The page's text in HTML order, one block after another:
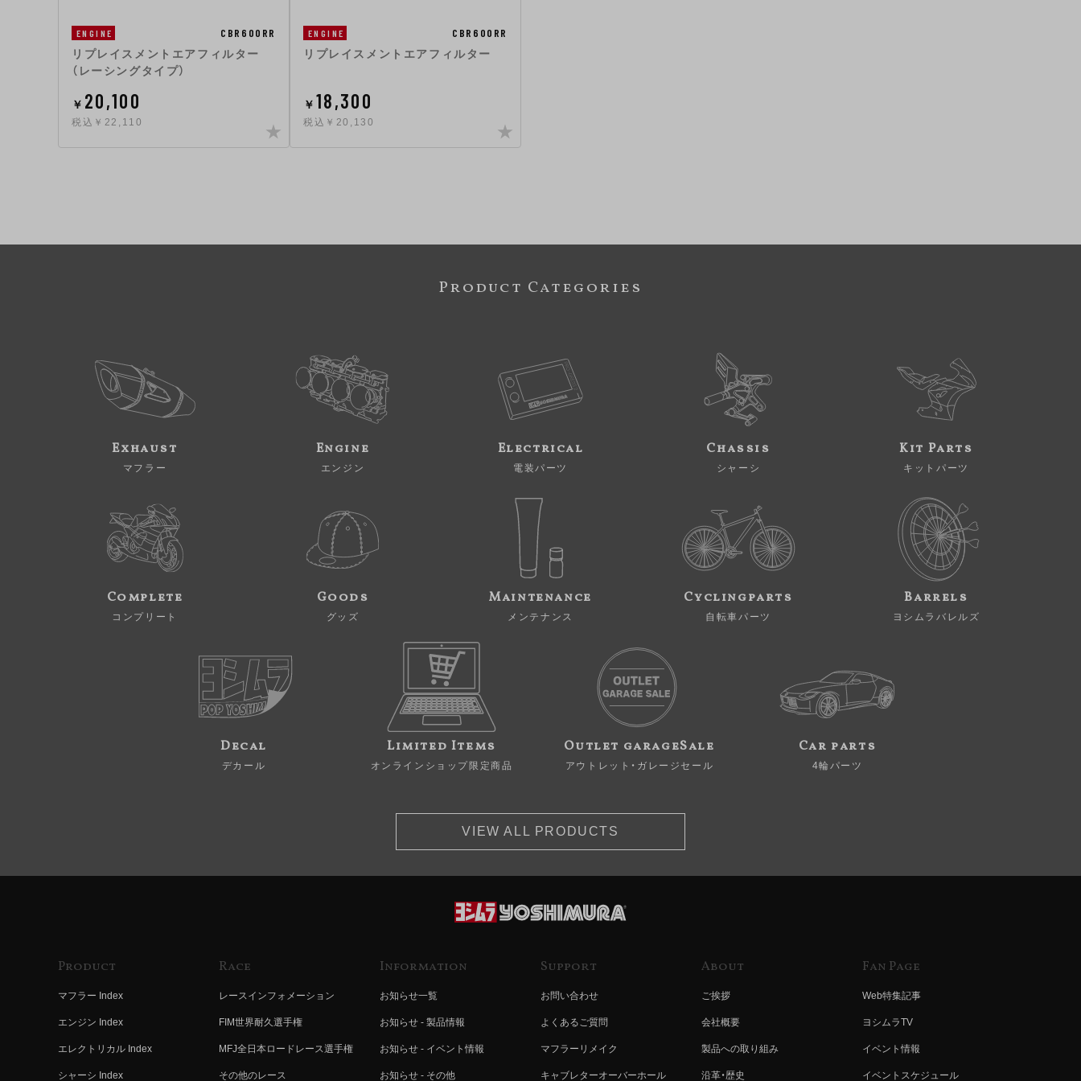
ENGINE CBR600RR
リプレイスメントエアフィルター
（レーシングタイプ）
￥ 20,100
税込￥22,110
ENGINE CBR600RR
リプレイスメントエアフィルター
￥ 18,300
税込￥20,130
Product Categories
Exhaust
マフラー
Engine
エンジン
Electrical
電装パーツ
Chassis
シャーシ
Kit Parts
キットパーツ
Complete
コンプリート
Goods
グッズ
Maintenance
メンテナンス
Cyclingparts
自転車パーツ
Barrels
ヨシムラバレルズ
Decal
デカール
Limited Items
オンラインショップ限定商品
Outlet garageSale
アウトレット・ガレージセール
Car parts
4輪パーツ
VIEW ALL PRODUCTS
Product
マフラー Index
エンジン Index
エレクトリカル Index
シャーシ Index
Race
レースインフォメーション
FIM世界耐久選手権
MFJ全日本ロードレース選手権
その他のレース
Information
お知らせ一覧
お知らせ - 製品情報
お知らせ - イベント情報
お知らせ - その他
Support
お問い合わせ
よくあるご質問
マフラーリメイク
キャブレターオーバーホール
About
ご挨拶
会社概要
製品への取り組み
沿革・歴史
Fan Page
Web特集記事
ヨシムラTV
イベント情報
イベントスケジュール